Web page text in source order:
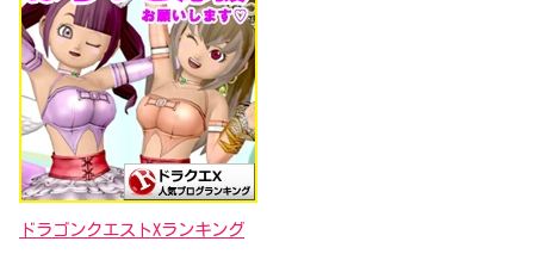
ドラゴンクエストXランキング